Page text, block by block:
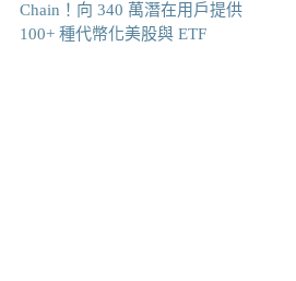
Chain！向 340 萬潛在用戶提供
100+ 種代幣化美股與 ETF